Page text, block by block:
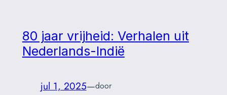
80 jaar vrijheid: Verhalen uit
Nederlands-Indië
jul 1, 2025—door